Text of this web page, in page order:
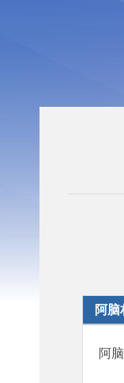
阿脑
阿